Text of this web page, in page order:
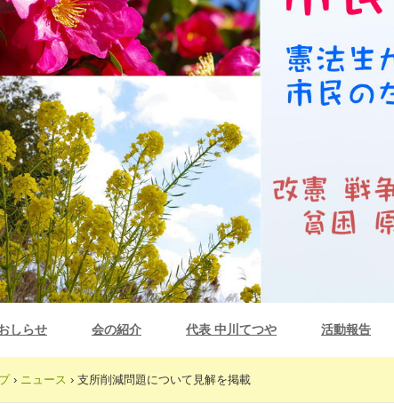
しらせ 会の紹介 代表 中川てつや 活動報告
› ニュース › 支所削減問題について見解を掲載